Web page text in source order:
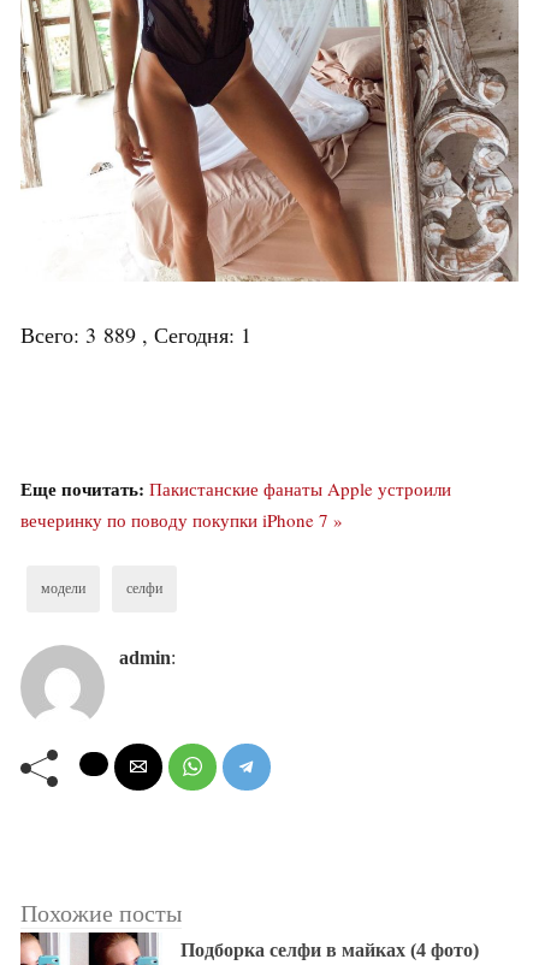
Всего: 3 889 , Сегодня: 1
Еще почитать: Пакистанские фанаты Apple устроили
вечеринку по поводу покупки iPhone 7 »
модели селфи
admin:
Похожие посты
Подборка селфи в майках (4 фото)